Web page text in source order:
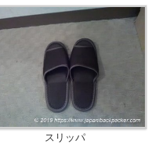
スリッパ